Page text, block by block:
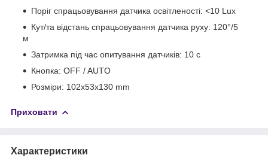
Поріг спрацьовування датчика освітленості: <10 Lux
Кут/та відстань спрацьовування датчика руху: 120°/5
м
Затримка під час опитування датчиків: 10 с
Кнопка: OFF / AUTO
Розміри: 102х53х130 mm
Приховати
Характеристики